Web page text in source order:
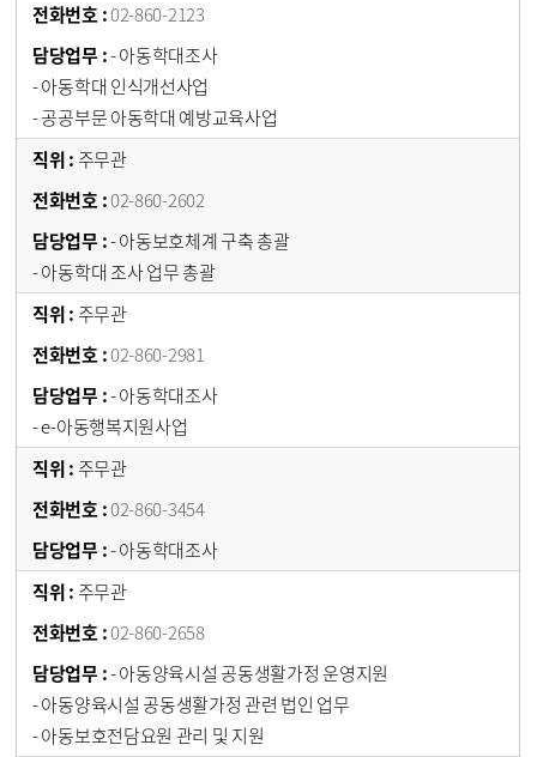
02-860-2123
- 아동학대조사
- 아동학대 인식개선사업
- 공공부문 아동학대 예방교육사업
주무관
02-860-2602
- 아동보호체계 구축 총괄
- 아동학대 조사 업무 총괄
주무관
02-860-2981
- 아동학대조사
- e-아동행복지원사업
주무관
02-860-3454
- 아동학대조사
주무관
02-860-2658
- 아동양육시설 공동생활가정 운영지원
- 아동양육시설 공동생활가정 관련 법인 업무
- 아동보호전담요원 관리 및 지원